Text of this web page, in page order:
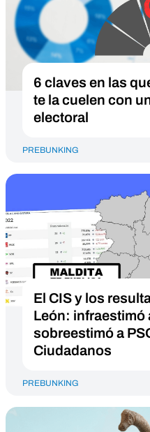
6 claves en las
te la cuelen con
electoral
PREBUNKING
El CIS y los
León: infraestimó
sobreestimó a
Ciudadanos
PREBUNKING